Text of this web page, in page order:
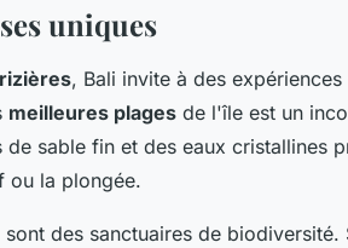
uniques
, Bali invite à des
meilleures plages de l'île est un
de sable fin et des eaux cristallines
ou la plongée.
sont des sanctuaires de biodiversité.